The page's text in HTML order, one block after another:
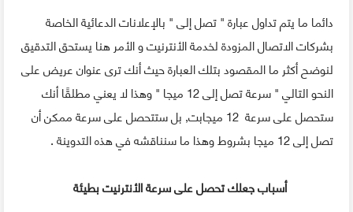
دائما ما يتم تداول عبارة " تصل إلى " بالإعلانات الدعائية الخاصة
بشركات الاتصال المزودة لخدمة الأنترنيت و الأمر هنا يستحق التدقيق
لنوضح أكثر ما المقصود بتلك العبارة حيث أنك ترى عنوان عريض على
النحو التالي " سرعة تصل إلى 12 ميجا " وهذا لا يعني مطلقًا أنك
ستحصل على سرعة 12 ميجابت, بل ستتحصل على سرعة ممكن أن
تصل إلى 12 ميجا بشروط وهذا ما سنناقشه في هذه التدوينة .
أسباب جعلك تحصل على سرعة الأنترنيت بطيئة